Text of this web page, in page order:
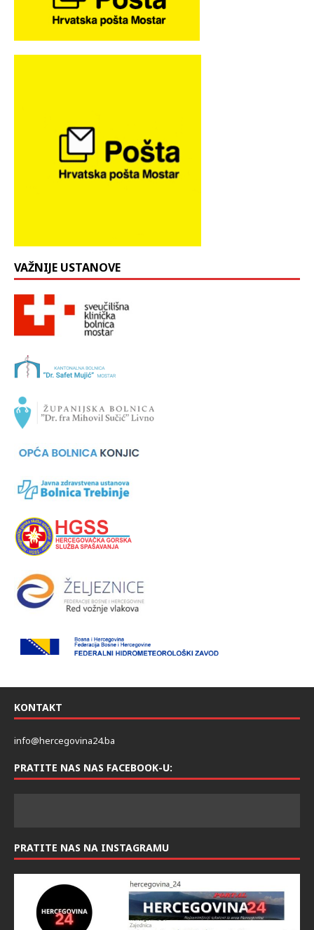
VAŽNIJE USTANOVE
KONTAKT
info@hercegovina24.ba
PRATITE NAS NAS FACEBOOK-U:
PRATITE NAS NA INSTAGRAMU